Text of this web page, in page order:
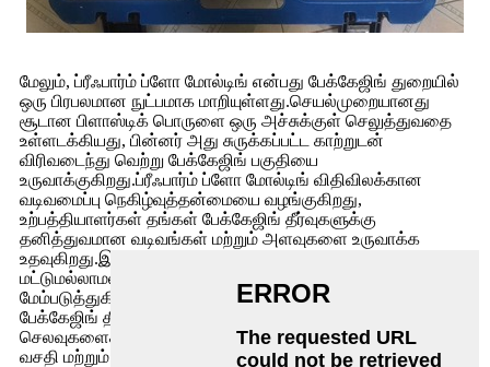
மேலும், ப்ரீஃபார்ம் ப்ளோ மோல்டிங் என்பது பேக்கேஜிங் துறையில்
ஒரு பிரபலமான நுட்பமாக மாறியுள்ளது.செயல்முறையானது
சூடான பிளாஸ்டிக் பொருளை ஒரு அச்சுக்குள் செலுத்துவதை
உள்ளடக்கியது, பின்னர் அது சுருக்கப்பட்ட காற்றுடன்
விரிவடைந்து வெற்று பேக்கேஜிங் பகுதியை
உருவாக்குகிறது.ப்ரீஃபார்ம் ப்ளோ மோல்டிங் விதிவிலக்கான
வடிவமைப்பு நெகிழ்வுத்தன்மையை வழங்குகிறது,
உற்பத்தியாளர்கள் தங்கள் பேக்கேஜிங் தீர்வுகளுக்கு
தனித்துவமான வடிவங்கள் மற்றும் அளவுகளை உருவாக்க
உதவுகிறது.இது தயாரிப்பின் அழகியலை மேம்படுத்துவது
மட்டுமல்லாமல், நுகர்வோர் அனுபவத்தையும்
மேம்படுத்துகிறது.இலகுரக மற்றும் நீடித்த, இந்த ப்ளோ மோல்டட்
பேக்கேஜிங் தீர்வுகள் உற்பத்தியாளர்களுக்கான கப்பல்
செலவுகளைக் குறைக்கும் அதே வேளையில் நுகர்வோருக்கு
வசதி மற்றும் பெயர்வுத்திறனை வழங்குகின்றன.